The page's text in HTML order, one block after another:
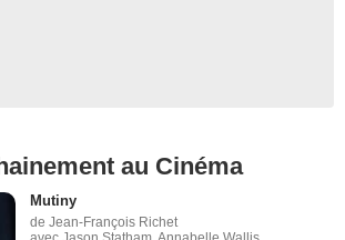
au Cinéma
Mutiny
de Jean-François Richet